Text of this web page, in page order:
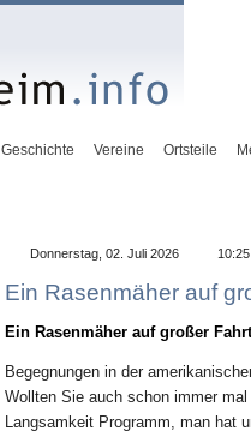
Geschichte Vereine Ortsteile
Donnerstag, 02. Juli 2026
Ein Rasenmäher auf
Ein Rasenmäher auf großer Fahrt
Begegnungen in der
Wollten Sie auch schon immer
Langsamkeit Programm, man hat